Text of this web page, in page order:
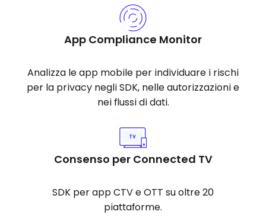
App Compliance Monitor
Analizza le app mobile per individuare i rischi
per la privacy negli SDK, nelle autorizzazioni e
nei flussi di dati.
Consenso per Connected TV
SDK per app CTV e OTT su oltre 20
piattaforme.